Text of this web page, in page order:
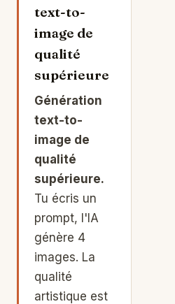
text-to-
image de
qualité
supérieure
Génération
text-to-
image de
qualité
supérieure.
Tu écris un
prompt, l'IA
génère 4
images. La
qualité
artistique est